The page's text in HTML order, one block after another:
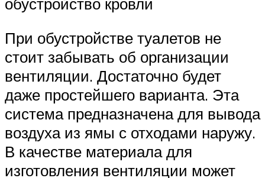
При обустройстве туалетов не
стоит забывать об организации
вентиляции. Достаточно будет
даже простейшего варианта. Эта
система предназначена для вывода
воздуха из ямы с отходами наружу.
В качестве материала для
изготовления вентиляции может